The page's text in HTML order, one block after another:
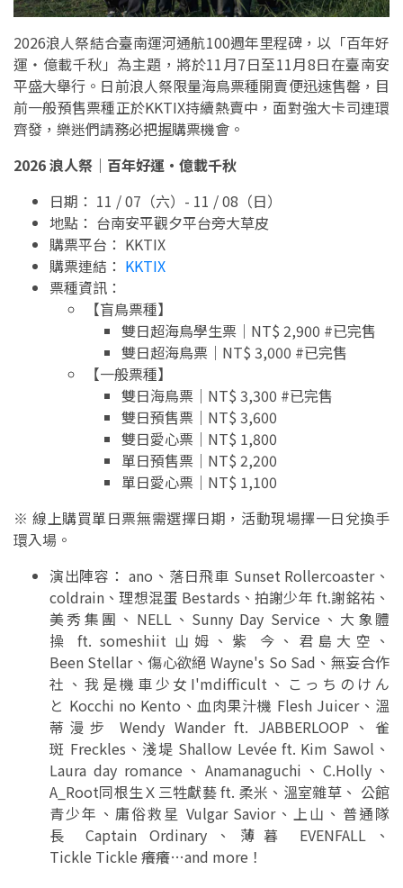
2026浪人祭結合臺南運河通航100週年里程碑，以「百年好
運・億載千秋」為主題，將於11月7日至11月8日在臺南安
平盛大舉行。日前浪人祭限量海鳥票種開賣便迅速售罄，目
前一般預售票種正於KKTIX持續熱賣中，面對強大卡司連環
齊發，樂迷們請務必把握購票機會。
2026 浪人祭｜百年好運・億載千秋
日期： 11 / 07（六）- 11 / 08（日）
地點： 台南安平觀夕平台旁大草皮
購票平台： KKTIX
購票連結： KKTIX
票種資訊：
【盲鳥票種】
雙日超海鳥學生票｜NT$ 2,900 #已完售
雙日超海鳥票｜NT$ 3,000 #已完售
【一般票種】
雙日海鳥票｜NT$ 3,300 #已完售
雙日預售票｜NT$ 3,600
雙日愛心票｜NT$ 1,800
單日預售票｜NT$ 2,200
單日愛心票｜NT$ 1,100
※ 線上購買單日票無需選擇日期，活動現場擇一日兌換手
環入場。
演出陣容： ano、落日飛車 Sunset Rollercoaster、
coldrain、理想混蛋 Bestards、拍謝少年 ft.謝銘祐、
美秀集團、NELL、Sunny Day Service、大象體
操 ft. someshiit 山姆、紫 今、君島大空、
Been Stellar、傷心欲絕 Wayne's So Sad、無妄合作
社、我是機車少女I'mdifficult、こっちのけん
と Kocchi no Kento、血肉果汁機 Flesh Juicer、溫
蒂漫步 Wendy Wander ft. JABBERLOOP、雀
斑 Freckles、淺堤 Shallow Levée ft. Kim Sawol、
Laura day romance、Anamanaguchi、C.Holly、
A_Root同根生Ｘ三牲獻藝 ft. 柔米、溫室雜草、 公館
青少年、庸俗救星 Vulgar Savior、上山、普通隊
長 Captain Ordinary、薄暮 EVENFALL、
Tickle Tickle 癢癢…and more！